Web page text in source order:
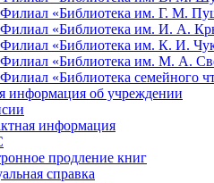
Филиал «Библиотека им. Г. М.
Филиал «Библиотека им. И. А.
Филиал «Библиотека им. К. И.
Филиал «Библиотека им. М. А.
Филиал «Библиотека семейного
информация об учреждении
информация
продление книг
справка